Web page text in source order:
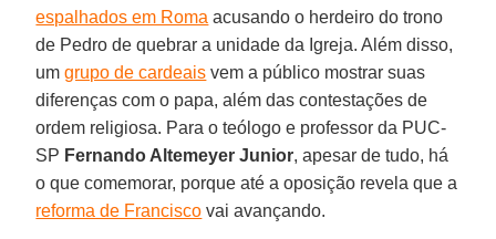
espalhados em Roma acusando o herdeiro do trono
de Pedro de quebrar a unidade da Igreja. Além disso,
umgrupo de cardeais vem a público mostrar suas
diferenças com o papa, além das contestações de
ordem religiosa. Para o teólogo e professor da PUC-
SP Fernando Altemeyer Junior, apesar de tudo, há
o que comemorar, porque até a oposição revela que a
reforma de Francisco vai avançando.